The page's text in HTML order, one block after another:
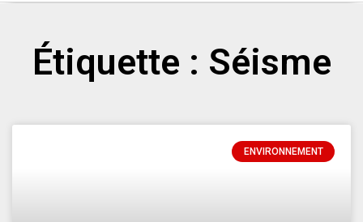
Étiquette : Séisme
ENVIRONNEMENT